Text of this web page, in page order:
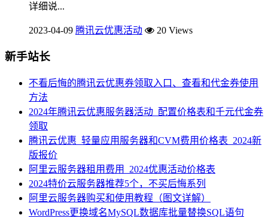
详细说...
2023-04-09 腾讯云优惠活动 20 Views
新手站长
不看后悔的腾讯云优惠券领取入口、查看和代金券使用
方法
2024年腾讯云优惠服务器活动_配置价格表和千元代金券
领取
腾讯云优惠_轻量应用服务器和CVM费用价格表_2024新
版报价
阿里云服务器租用费用_2024优惠活动价格表
2024特价云服务器推荐5个，不买后悔系列
阿里云服务器购买和使用教程（图文详解）
WordPress更换域名MySQL数据库批量替换SQL语句